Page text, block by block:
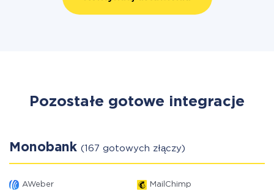
Pozostałe gotowe integracje
Monobank (167 gotowych złączy)
AWeber MailChimp